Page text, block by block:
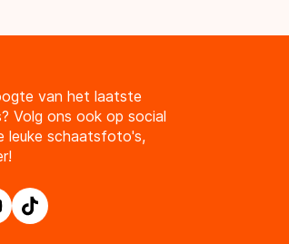
van het laatste
Volg ons ook op social
leuke schaatsfoto's,